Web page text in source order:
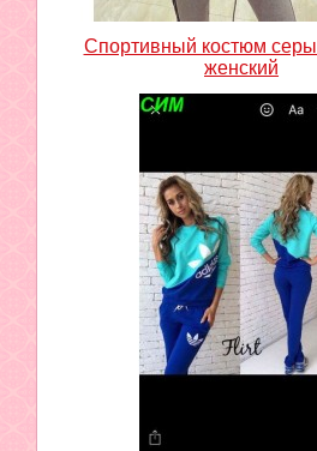
Спортивный костюм
женский